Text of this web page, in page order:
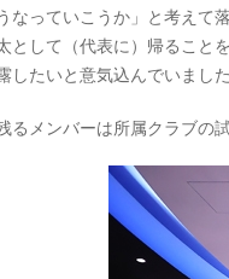
なっていこうか」と考えて
として（代表に）帰ること
したいと意気込んでいました
るメンバーは所属クラブの